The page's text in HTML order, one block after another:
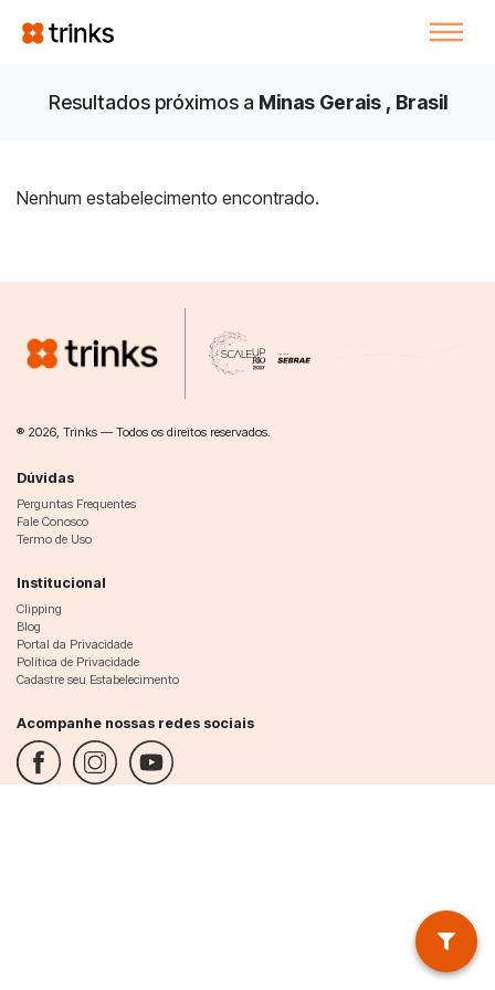
Resultados próximos a Minas Gerais , Brasil
Nenhum estabelecimento encontrado.
® 2026, Trinks — Todos os direitos reservados.
Dúvidas
Perguntas Frequentes
Fale Conosco
Termo de Uso
Institucional
Clipping
Blog
Portal da Privacidade
Política de Privacidade
Cadastre seu Estabelecimento
Acompanhe nossas redes sociais